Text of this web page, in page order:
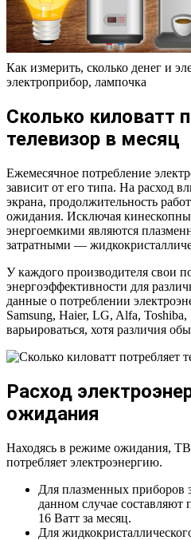
Как измерить, сколько денег и
электроприбор, лампочка
Сколько киловатт
телевизор в месяц
Ежемесячное потребление
зависит от его типа. На расход
экрана, продолжительность
ожидания. Исключая
энергоемкими являются
затратными —
У каждого производителя свои
энергоэффективности для
данные о потреблении
Samsung, Haier, LG, Alfa,
варьироваться, хотя различия
Расход
ожидания
Находясь в режиме ожидания,
потребляет электроэнергию.
Для плазменных приборов
данном случае составляют
16 Ватт за месяц.
Для